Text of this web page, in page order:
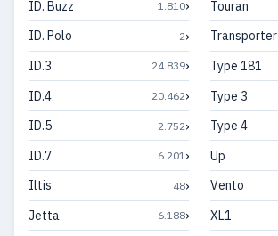
ID. Buzz 1.810›
ID. Polo 2›
ID.3 24.839›
ID.4 20.462›
ID.5 2.752›
ID.7 6.201›
Iltis 48›
Jetta 6.188›
Touran
Transporter
Type 181
Type 3
Type 4
Up
Vento
XL1